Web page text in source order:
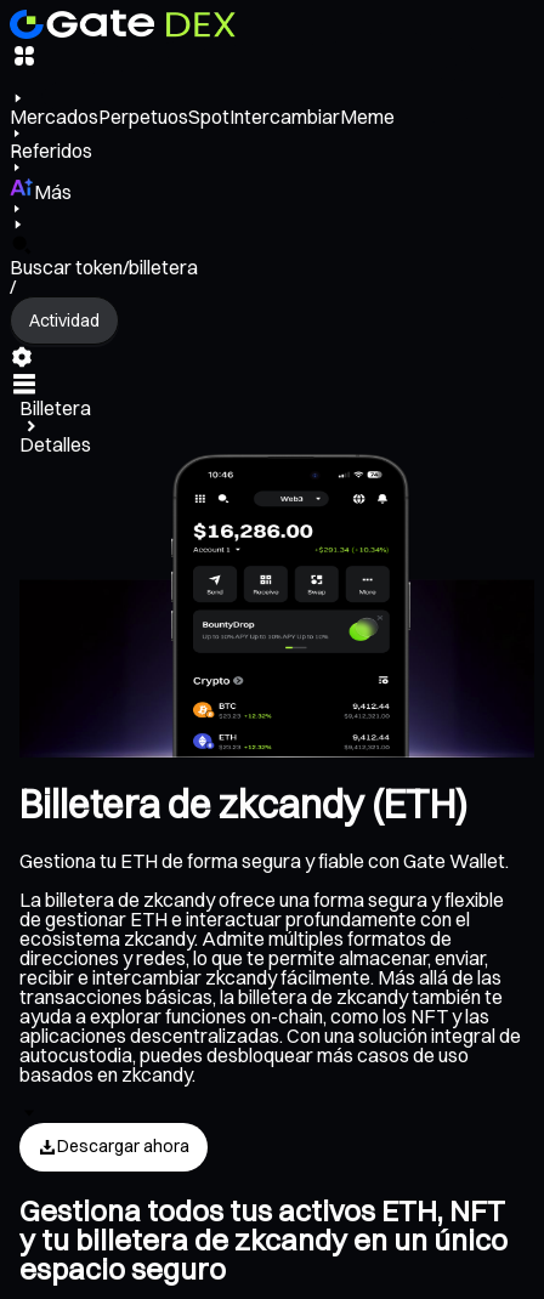
MercadosPerpetuosSpotIntercambiarMeme
Referidos
Más
Buscar token/billetera
/
Actividad
Billetera
Detalles
Billetera de zkcandy (ETH)
Gestiona tu ETH de forma segura y fiable con Gate Wallet.
La billetera de zkcandy ofrece una forma segura y flexible
de gestionar ETH e interactuar profundamente con el
ecosistema zkcandy. Admite múltiples formatos de
direcciones y redes, lo que te permite almacenar, enviar,
recibir e intercambiar zkcandy fácilmente. Más allá de las
transacciones básicas, la billetera de zkcandy también te
ayuda a explorar funciones on-chain, como los NFT y las
aplicaciones descentralizadas. Con una solución integral de
autocustodia, puedes desbloquear más casos de uso
basados en zkcandy.
Descargar ahora
Gestiona todos tus activos ETH, NFT
y tu billetera de zkcandy en un único
espacio seguro